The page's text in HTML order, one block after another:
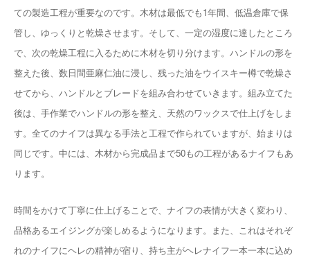
ての製造工程が重要なのです。木材は最低でも1年間、低温倉庫で保
管し、ゆっくりと乾燥させます。そして、一定の湿度に達したところ
で、次の乾燥工程に入るために木材を切り分けます。ハンドルの形を
整えた後、数日間亜麻仁油に浸し、残った油をウイスキー樽で乾燥さ
せてから、ハンドルとブレードを組み合わせていきます。組み立てた
後は、手作業でハンドルの形を整え、天然のワックスで仕上げをしま
す。全てのナイフは異なる手法と工程で作られていますが、始まりは
同じです。中には、木材から完成品まで50もの工程があるナイフもあ
ります。
時間をかけて丁寧に仕上げることで、ナイフの表情が大きく変わり、
品格あるエイジングが楽しめるようになります。また、これはそれぞ
れのナイフにヘレの精神が宿り、持ち主がヘレナイフ一本一本に込め